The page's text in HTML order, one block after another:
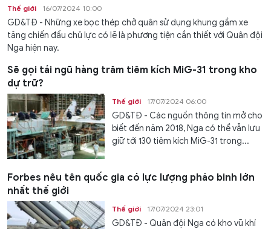
Thế giới 16/07/2024 10:00
GD&TĐ - Những xe bọc thép chở quân sử dụng khung gầm xe
tăng chiến đấu chủ lực có lẽ là phương tiện cần thiết với Quân đội
Nga hiện nay.
Sẽ gọi tái ngũ hàng trăm tiêm kích MiG-31 trong kho
dự trữ?
Thế giới 17/07/2024 06:00
GD&TĐ - Các nguồn thông tin mở cho
biết đến năm 2018, Nga có thể vẫn lưu
giữ tới 130 tiêm kích MiG-31 trong...
Forbes nêu tên quốc gia có lực lượng pháo binh lớn
nhất thế giới
Thế giới 17/07/2024 23:01
GD&TĐ - Quân đội Nga có kho vũ khí